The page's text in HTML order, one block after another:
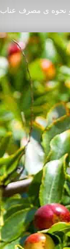
نحوه ی مصرف عناب